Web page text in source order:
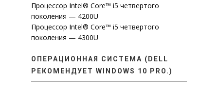
Процессор Intel® Core™ i5 четвертого
поколения — 4200U
Процессор Intel® Core™ i5 четвертого
поколения — 4300U
ОПЕРАЦИОННАЯ СИСТЕМА (DELL
РЕКОМЕНДУЕТ WINDOWS 10 PRO.)